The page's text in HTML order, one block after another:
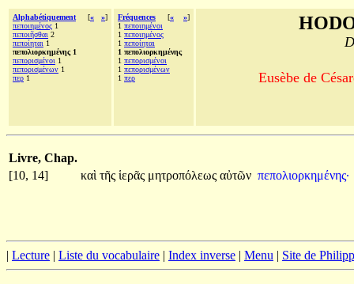
Alphabétiquement [« »]
πεποιημένος 1
πεποιῆσθαι 2
πεποίηται 1
πεπολιορκημένης 1
πεπορισμένοι 1
πεπορισμένων 1
περ 1
Fréquences [« »]
1 πεποιημένοι
1 πεποιημένος
1 πεποίηται
1 πεπολιορκημένης
1 πεπορισμένοι
1 πεπορισμένων
1 περ Eusèbe de
Livre, Chap.
[10, 14]
καὶ τῆς ἱερᾶς μητροπόλεως αὐτῶν πεπολιορκημένης·
| Lecture | Liste du vocabulaire | Index inverse | Menu | Site de